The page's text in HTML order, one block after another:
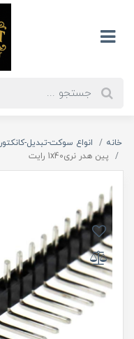
خانه انواع سوکت-تبدیل-کانکتور
پین هدر نری1x40 رایت